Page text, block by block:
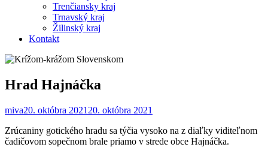
Trenčiansky kraj
Trnavský kraj
Žilinský kraj
Kontakt
Hrad Hajnáčka
miva20. októbra 2021 20. októbra 2021
Zrúcaniny gotického hradu sa týčia vysoko na z diaľky viditeľnom
čadičovom sopečnom brale priamo v strede obce Hajnáčka.